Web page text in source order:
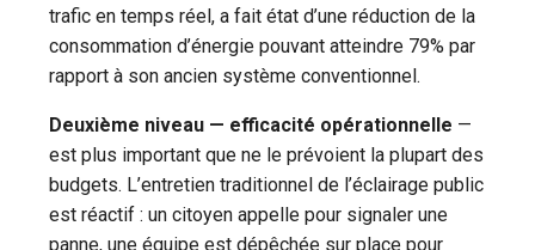
trafic en temps réel, a fait état d’une réduction de la
consommation d’énergie pouvant atteindre 79% par
rapport à son ancien système conventionnel.
Deuxième niveau — efficacité opérationnelle —
est plus important que ne le prévoient la plupart des
budgets. L’entretien traditionnel de l’éclairage public
est réactif : un citoyen appelle pour signaler une
panne, une équipe est dépêchée sur place pour